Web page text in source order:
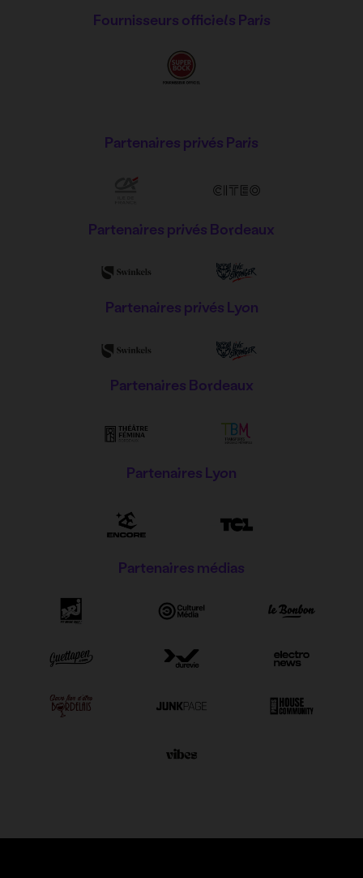
Fournisseurs officiels Paris
Partenaires privés Paris
Partenaires privés Bordeaux
Partenaires privés Lyon
Partenaires Bordeaux
Partenaires Lyon
Partenaires médias